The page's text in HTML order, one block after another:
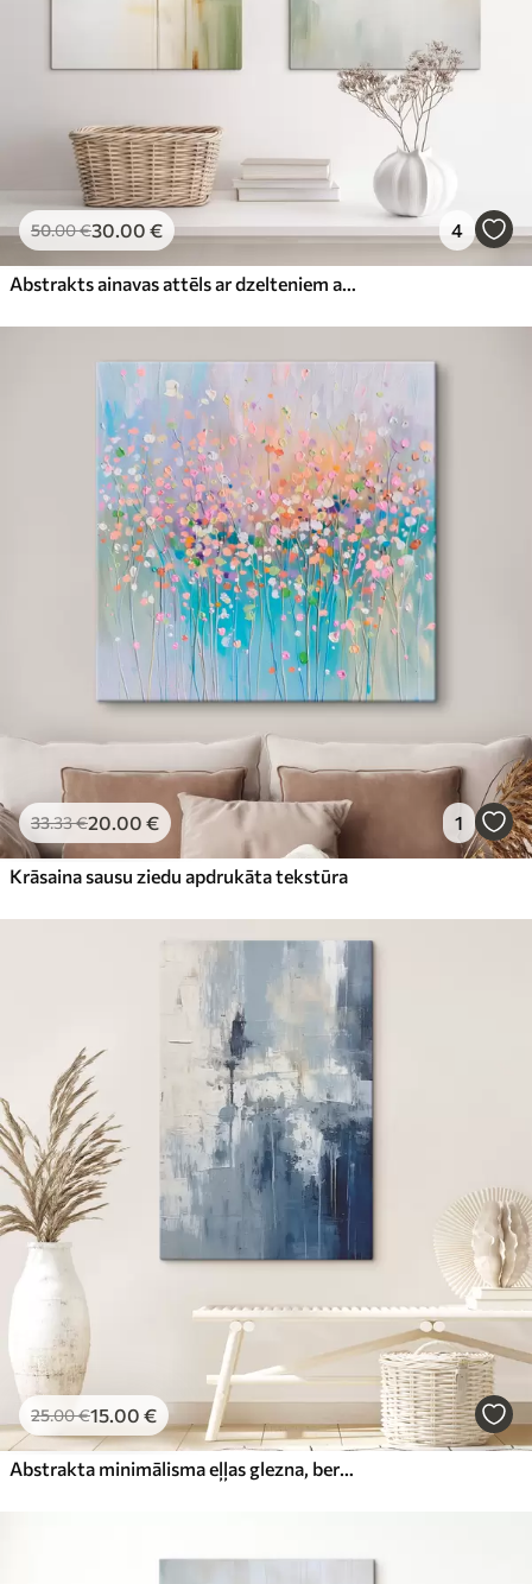
50.00€30.00 € 4
Abstrakts ainavas attēls ar dzelteniem akcentiem, minimālistiska zemes, ūdens un debesu kompozīcija ar klusinātiem toņiem
33.33€20.00 € 1
Krāsaina sausu ziedu apdrukāta tekstūra
25.00€15.00 €
Abstrakta minimālisma eļļas glezna, berzēta, ģeometriska, traipu, zilā un baltā krāsā